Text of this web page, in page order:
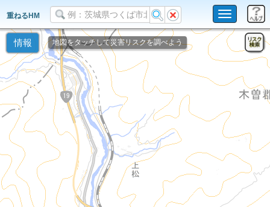
Toggle
navigation
重ねるHM
情報 地図をタッチして災害リスクを調べよう